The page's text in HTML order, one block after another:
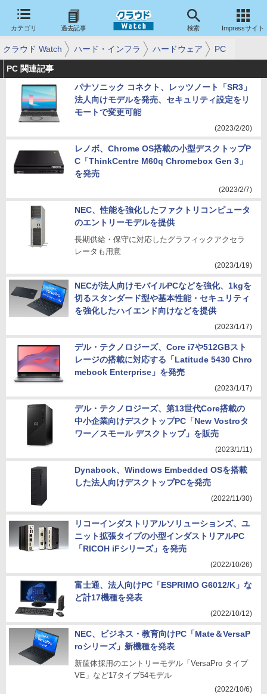
カテゴリ 過去記事 検索 Impressサイト
クラウド Watch ハード・インフラ ハードウェア PC
PC 関連記事
パナソニック コネクト、レッツノート「SR3」
法人向けモデルを発売、セキュリティ設定をリ
モートで変更可能
(2023/2/20)
レノボ、Chrome OS搭載の小型デスクトップP
C「ThinkCentre M60q Chromebox Gen 3」
を発売
(2023/2/7)
NEC、性能を強化したファクトリコンピュータ
のエントリーモデルを提供
長期供給・保守に対応したグラフィックアクセラ
レータも用意
(2023/1/19)
NECが法人向けモバイルPCなどを強化、1kgを
切るスタンダード型や基本性能・セキュリティ
を強化したハイエンド向けなどを提供
(2023/1/17)
デル・テクノロジーズ、Core i7や512GBスト
レージの搭載に対応する「Latitude 5430 Chro
mebook Enterprise」を発売
(2023/1/17)
デル・テクノロジーズ、第13世代Core搭載の
中小企業向けデスクトップPC「New Vostroタ
ワー／スモール デスクトップ」を販売
(2023/1/11)
Dynabook、Windows Embedded OSを搭載
した法人向けデスクトップPCを発売
(2022/11/30)
リコーインダストリアルソリューションズ、ユ
ニット拡張タイプの小型インダストリアルPC
「RICOH iFシリーズ」を発売
(2022/10/26)
富士通、法人向けPC「ESPRIMO G6012/K」な
ど計17機種を発表
(2022/10/12)
NEC、ビジネス・教育向けPC「Mate＆VersaP
roシリーズ」新機種を発表
新筐体採用のエントリーモデル「VersaPro タイプ
VE」など17タイプ54モデル
(2022/10/6)